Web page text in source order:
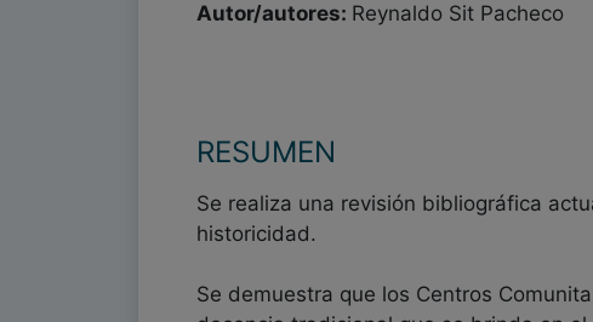
Autor/autores: Reynaldo Sit Pacheco
RESUMEN
Se realiza una revisión bibliográfica
historicidad.
Se demuestra que los Centros